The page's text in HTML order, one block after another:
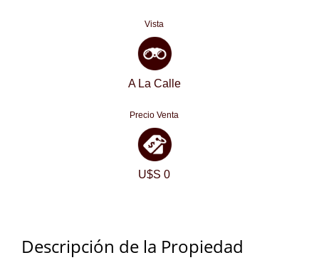
Vista
A La Calle
Precio Venta
U$S 0
Descripción de la Propiedad